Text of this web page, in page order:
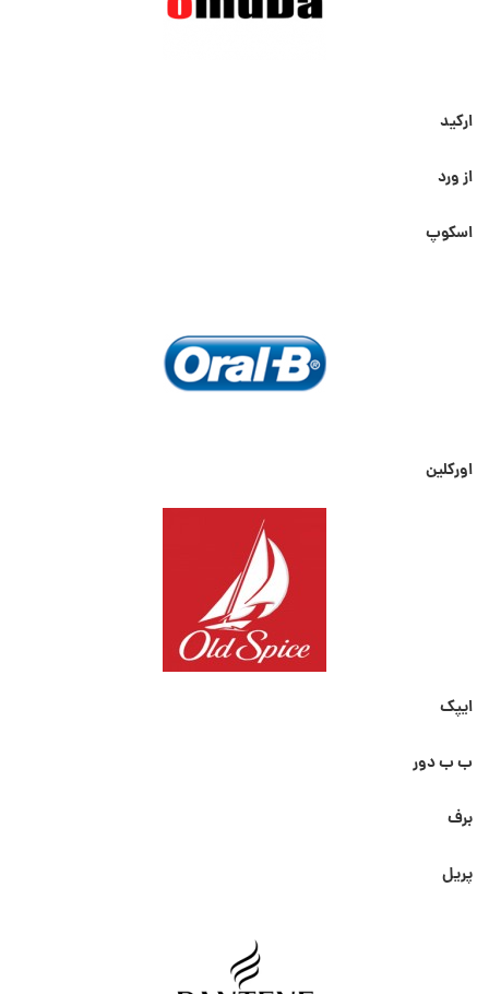
ارکید
از ورد
اسکوپ
اورکلین
ایپک
ب ب دور
برف
پریل